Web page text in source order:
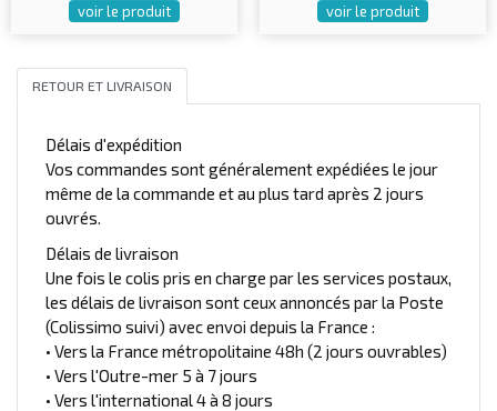
voir le produit voir le produit
RETOUR ET LIVRAISON
Délais d'expédition
Vos commandes sont généralement expédiées le jour
même de la commande et au plus tard après 2 jours
ouvrés.
Délais de livraison
Une fois le colis pris en charge par les services postaux,
les délais de livraison sont ceux annoncés par la Poste
(Colissimo suivi) avec envoi depuis la France :
• Vers la France métropolitaine 48h (2 jours ouvrables)
• Vers l'Outre-mer 5 à 7 jours
• Vers l'international 4 à 8 jours